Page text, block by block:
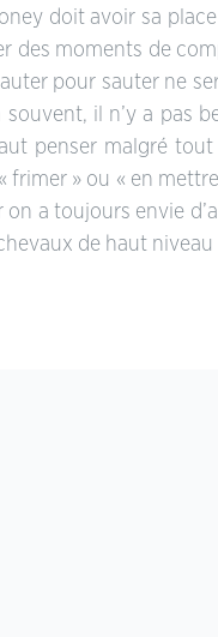
doit avoir sa
des moments de
pour sauter ne
il n’y a pas
penser malgré tout
» ou « en
a toujours envie
de haut niveau